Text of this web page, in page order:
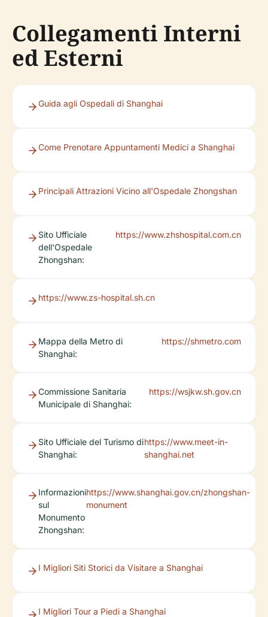
Collegamenti Interni
ed Esterni
Guida agli Ospedali di Shanghai
Come Prenotare Appuntamenti Medici a Shanghai
Principali Attrazioni Vicino all'Ospedale Zhongshan
Sito Ufficiale
dell'Ospedale
Zhongshan:
https://www.zhshospital.com.cn
https://www.zs-hospital.sh.cn
Mappa della Metro di
Shanghai:
https://shmetro.com
Commissione Sanitaria
Municipale di Shanghai:
https://wsjkw.sh.gov.cn
Sito Ufficiale del Turismo di
Shanghai:
https://www.meet-in-
shanghai.net
Informazioni
sul
Monumento
Zhongshan:
https://www.shanghai.gov.cn/zhongshan-
monument
I Migliori Siti Storici da Visitare a Shanghai
I Migliori Tour a Piedi a Shanghai